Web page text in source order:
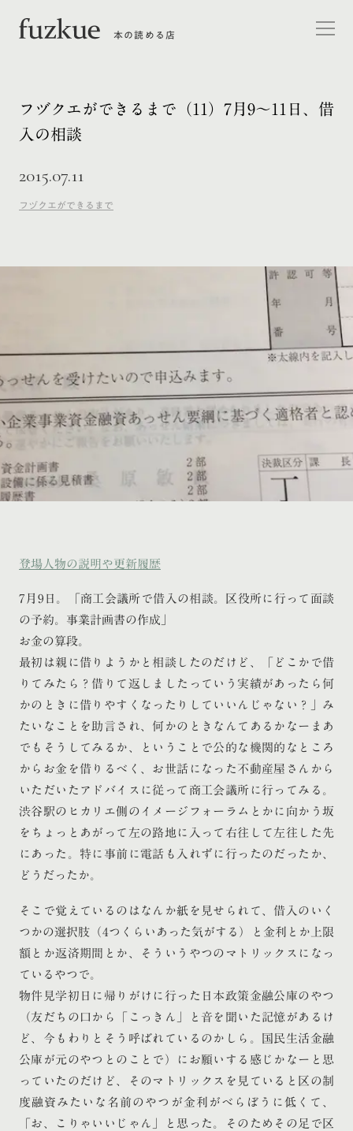
本の読める店
フヅクエができるまで（11）7月9〜11日、借
入の相談
2015.07.11
フヅクエができるまで
登場人物の説明や更新履歴
7月9日。「商工会議所で借入の相談。区役所に行って面談
の予約。事業計画書の作成」
お金の算段。
最初は親に借りようかと相談したのだけど、「どこかで借
りてみたら？借りて返しましたっていう実績があったら何
かのときに借りやすくなったりしていいんじゃない？」み
たいなことを助言され、何かのときなんてあるかなーまあ
でもそうしてみるか、ということで公的な機関的なところ
からお金を借りるべく、お世話になった不動産屋さんから
いただいたアドバイスに従って商工会議所に行ってみる。
渋谷駅のヒカリエ側のイメージフォーラムとかに向かう坂
をちょっとあがって左の路地に入って右往して左往した先
にあった。特に事前に電話も入れずに行ったのだったか、
どうだったか。
そこで覚えているのはなんか紙を見せられて、借入のいく
つかの選択肢（4つくらいあった気がする）と金利とか上限
額とか返済期間とか、そういうやつのマトリックスになっ
ているやつで。
物件見学初日に帰りがけに行った日本政策金融公庫のやつ
（友だちの口から「こっきん」と音を聞いた記憶があるけ
ど、今もわりとそう呼ばれているのかしら。国民生活金融
公庫が元のやつとのことで）にお願いする感じかなーと思
っていたのだけど、そのマトリックスを見ていると区の制
度融資みたいな名前のやつが金利がべらぼうに低くて、
「お、こりゃいいじゃん」と思った。そのためその足で区